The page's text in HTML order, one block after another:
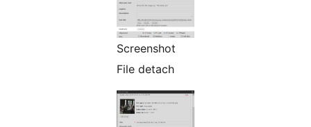
Screenshot
File detach